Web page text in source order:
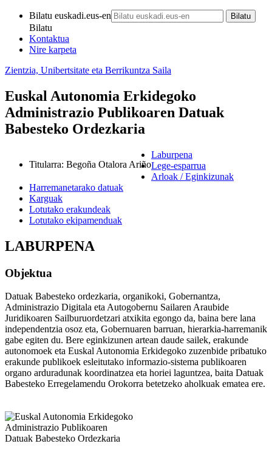
Bilatu euskadi.eus-en
Bilatu
Kontaktua
Nire karpeta
Zientzia, Unibertsitate eta Berrikuntza Saila
Euskal Autonomia Erkidegoko
Administrazio Publikoaren Datuak
Babesteko Ordezkaria
Titularra: Begoña Otalora Ariño
Laburpena
Lege-esparrua
Arloak / Eginkizunak
Harremanetarako datuak
Karguak
Lotutako erakundeak
Lotutako ekipamenduak
LABURPENA
Objektua
Datuak Babesteko ordezkaria, organikoki, Gobernantza,
Administrazio Digitala eta Autogobernu Sailaren Araubide
Juridikoaren Sailburuordetzari atxikita egongo da, baina bere lana
independentzia osoz eta, Gobernuaren barruan, hierarkia-harremanik
gabe egiten du. Bere eginkizunen artean daude sailek, erakunde
autonomoek eta Euskal Autonomia Erkidegoko zuzenbide pribatuko
erakunde publikoek esleitutako informazio-sistema publikoaren
organo arduradunak koordinatzea eta horiei laguntzea, baita Datuak
Babesteko Erregelamendu Orokorra betetzeko aholkuak ematea ere.